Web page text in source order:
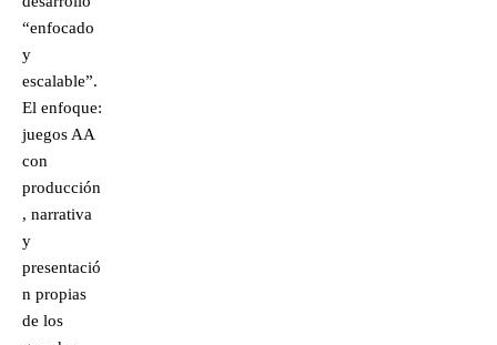
“enfocado
y
escalable”.
El enfoque:
juegos AA
con
producción
, narrativa
y
presentació
n propias
de los